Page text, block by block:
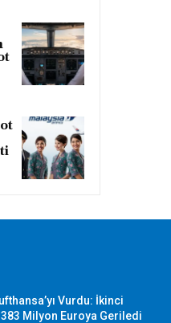
Vurdu: İkinci
383 Milyon Euroya Geriledi